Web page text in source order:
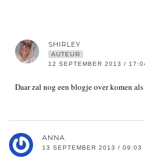
SHIRLEY
AUTEUR
12 SEPTEMBER 2013 /
Daar zal nog een blogje over komen
ANNA
13 SEPTEMBER 2013 / 09:03